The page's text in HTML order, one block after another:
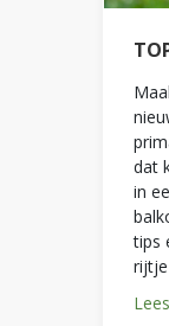
dat
in
tips